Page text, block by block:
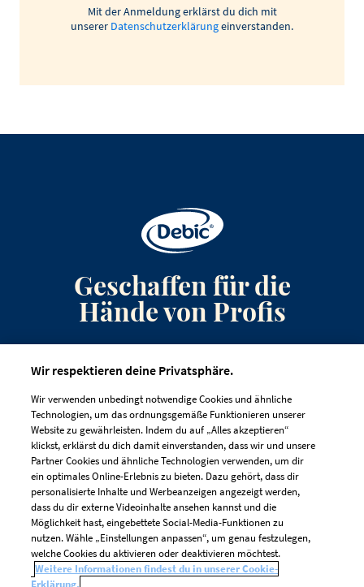
Mit der Anmeldung erklärst du dich mit
unserer Datenschutzerklärungeinverstanden.
Geschaffen für die
Hände von Profis
Kontakt
Häufig gestellte Fragen
IMPRESSUM
DATENSCHUTZRICHTLINIE
COOKIE-RICHTLINIEN
Cookie-Einstellungen
Wir respektieren deine Privatsphäre.
Wir verwenden unbedingt notwendige Cookies und ähnliche
Technologien, um das ordnungsgemäße Funktionieren unserer
Website zu gewährleisten. Indem du auf „Alles akzeptieren“
klickst, erklärst du dich damit einverstanden, dass wir und unsere
Partner Cookies und ähnliche Technologien verwenden, um dir
ein optimales Online-Erlebnis zu bieten. Dazu gehört, dass dir
personalisierte Inhalte und Werbeanzeigen angezeigt werden,
dass du dir externe Videoinhalte ansehen kannst und die
Möglichkeit hast, eingebettete Social-Media-Funktionen zu
nutzen. Wähle „Einstellungen anpassen“, um genau festzulegen,
welche Cookies du aktivieren oder deaktivieren möchtest.
Weitere Informationen findest du in unserer Cookie-
Erklärung.